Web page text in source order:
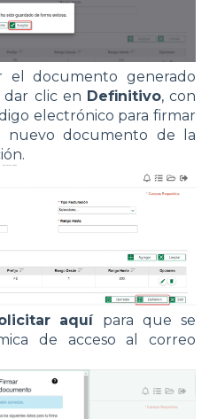
el documento generado
dar clic en Definitivo, con
electrónico para firmar
nuevo documento de la
aquí para que se
de acceso al correo